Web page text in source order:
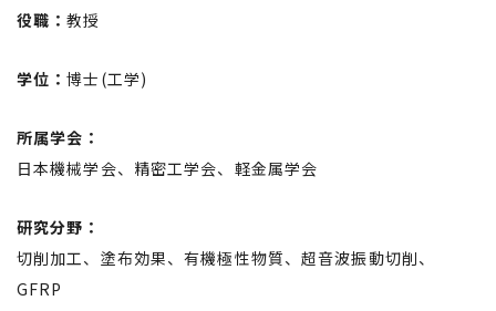
役職：教授
学位：博士(工学)
所属学会：
日本機械学会、精密工学会、軽金属学会
研究分野：
切削加工、塗布効果、有機極性物質、超音波振動切削、
GFRP